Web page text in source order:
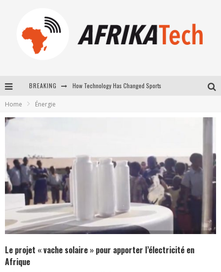
BREAKING
Home Énergie
Le projet « vache solaire » pour apporter l’électricité en
Afrique